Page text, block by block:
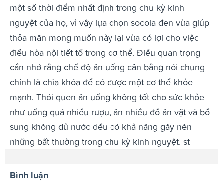
một số thời điểm nhất định trong chu kỳ kinh
nguyệt của họ, vì vậy lựa chọn socola đen vừa giúp
thỏa mãn mong muốn này lại vừa có lợi cho việc
điều hòa nội tiết tố trong cơ thể. Điều quan trọng
cần nhớ rằng chế độ ăn uống cân bằng nói chung
chính là chìa khóa để có được một cơ thể khỏe
mạnh. Thói quen ăn uống không tốt cho sức khỏe
như uống quá nhiều rượu, ăn nhiều đồ ăn vặt và bổ
sung không đủ nước đều có khả năng gây nên
những bất thường trong chu kỳ kinh nguyệt. st
Bình luận